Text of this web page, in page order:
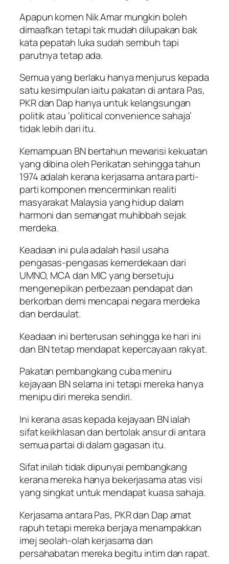
Apapun komen Nik Amar mungkin boleh
dimaafkan tetapi tak mudah dilupakan bak
kata pepatah luka sudah sembuh tapi
parutnya tetap ada.
Semua yang berlaku hanya menjurus kepada
satu kesimpulan iaitu pakatan di antara Pas,
PKR dan Dap hanya untuk kelangsungan
politik atau ‘political convenience sahaja’
tidak lebih dari itu.
Kemampuan BN bertahun mewarisi kekuatan
yang dibina oleh Perikatan sehingga tahun
1974 adalah kerana kerjasama antara parti-
parti komponen mencerminkan realiti
masyarakat Malaysia yang hidup dalam
harmoni dan semangat muhibbah sejak
merdeka.
Keadaan ini pula adalah hasil usaha
pengasas-pengasas kemerdekaan dari
UMNO, MCA dan MIC yang bersetuju
mengenepikan perbezaan pendapat dan
berkorban demi mencapai negara merdeka
dan berdaulat.
Keadaan ini berterusan sehingga ke hari ini
dan BN tetap mendapat kepercayaan rakyat.
Pakatan pembangkang cuba meniru
kejayaan BN selama ini tetapi mereka hanya
menipu diri mereka sendiri.
Ini kerana asas kepada kejayaan BN ialah
sifat keikhlasan dan bertolak ansur di antara
semua partai di dalam gagasan itu.
Sifat inilah tidak dipunyai pembangkang
kerana mereka hanya bekerjasama atas visi
yang singkat untuk mendapat kuasa sahaja.
Kerjasama antara Pas, PKR dan Dap amat
rapuh tetapi mereka berjaya menampakkan
imej seolah-olah kerjasama dan
persahabatan mereka begitu intim dan rapat.